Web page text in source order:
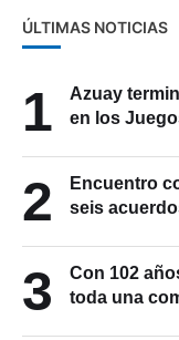
ÚLTIMAS NOTICIAS
1
Azuay
en los
2
Encuentro
seis
3
Con 102
toda una